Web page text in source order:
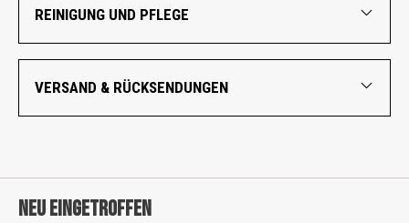
REINIGUNG UND PFLEGE
VERSAND & RÜCKSENDUNGEN
NEU EINGETROFFEN